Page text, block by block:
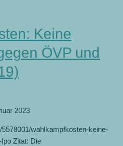
Keine
ÖVP und
2023
wahlkampfkosten-keine-
Zitat: Die